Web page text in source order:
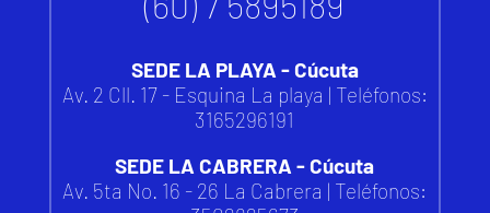
SEDE LA PLAYA - Cúcuta
Av. 2 Cll. 17 - Esquina La playa | Teléfonos:
3165296191
SEDE LA CABRERA - Cúcuta
Av. 5ta No. 16 - 26 La Cabrera | Teléfonos: